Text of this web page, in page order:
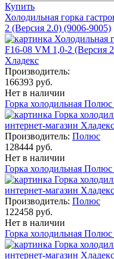
Купить
Холодильная горка
2 (Версия 2.0) (9006-9005)
Производитель:
166393 руб.
Нет в наличии
Горка холодильная
Производитель: Полюс
128444 руб.
Нет в наличии
Горка холодильная
Производитель: Полюс
122458 руб.
Нет в наличии
Горка холодильная